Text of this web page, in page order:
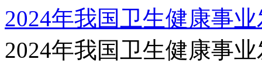
2024年我国卫生健康事
2024年我国卫生健康事